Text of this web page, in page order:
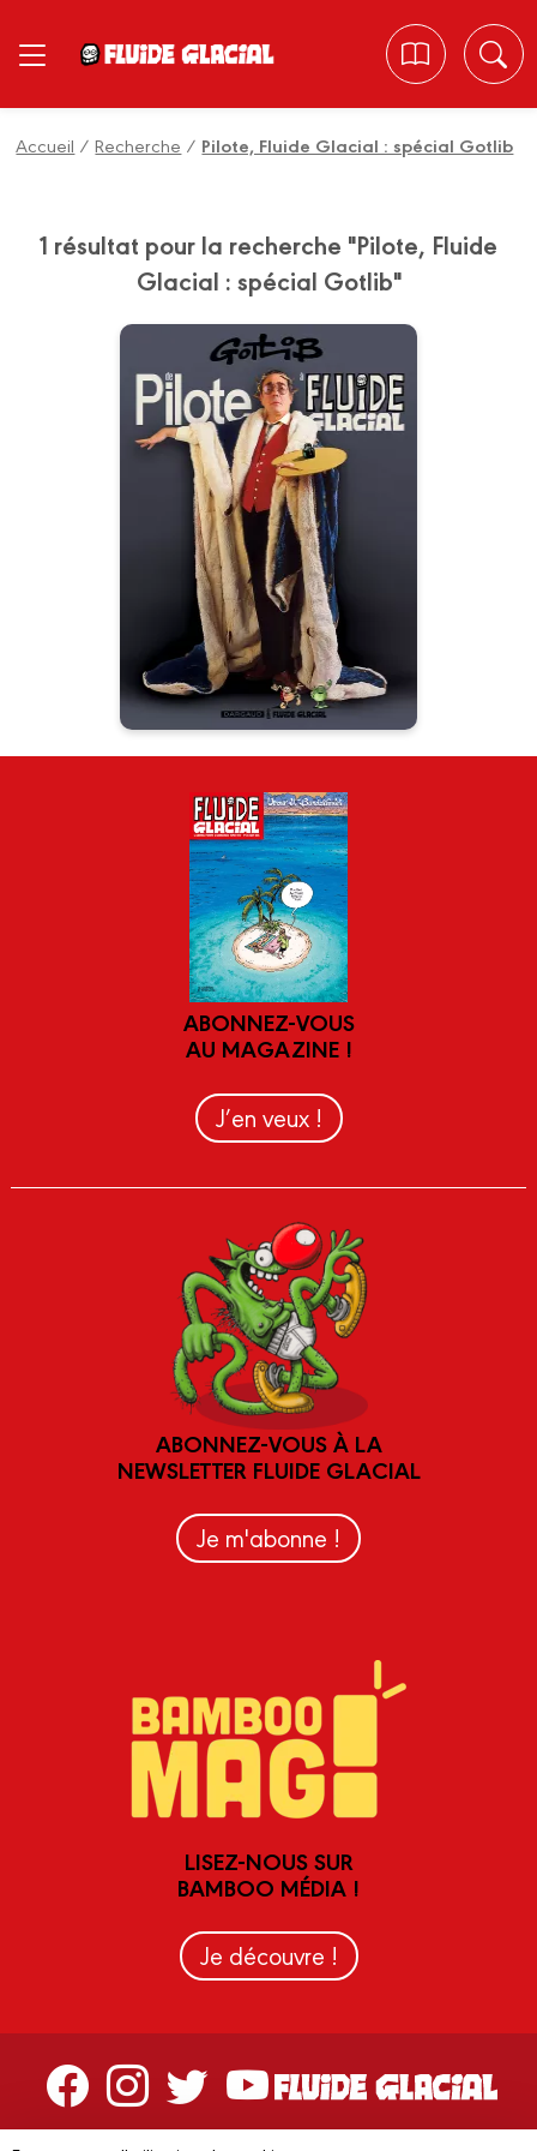
Accueil /Recherche / Pilote, Fluide Glacial : spécial Gotlib
1 résultat pour la recherche "Pilote, Fluide
Glacial : spécial Gotlib"
Pilote, Fluide
Glacial : Spécial
Gotlib
Date de parution :
19/11/2014
Évènement historique: Pilote
(Dargaud) et Fluide Glacial
s'associent pour rendre
hommage à Marcel Gotlib.
ABONNEZ-VOUS
AU MAGAZINE !
J’en veux !
ABONNEZ-VOUS À LA
NEWSLETTER FLUIDE GLACIAL
Je m'abonne !
LISEZ-NOUS SUR
BAMBOO MÉDIA !
Je découvre !
Contactez-nous